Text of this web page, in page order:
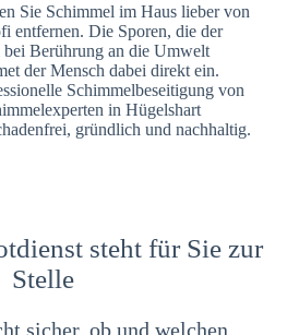
Sie Schimmel im Haus lieber von
entfernen. Die Sporen, die der
bei Berührung an die Umwelt
der Mensch dabei direkt ein.
Schimmelbeseitigung von
in Hügelshart
gründlich und nachhaltig.
steht für Sie zur
Stelle
sicher, ob und welchen